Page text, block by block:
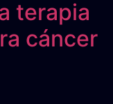
terapia
cáncer